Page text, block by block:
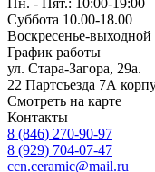
Пн. - Пят.: 10:00-19:00
Суббота 10.00-18.00
Воскресенье-выходной
График работы
ул. Стара-Загора, 29а.
22 Партсъезда 7А
Смотреть на карте
Контакты
8 (846) 270-90-97
8 (929) 704-07-47
ccn.ceramic@mail.ru